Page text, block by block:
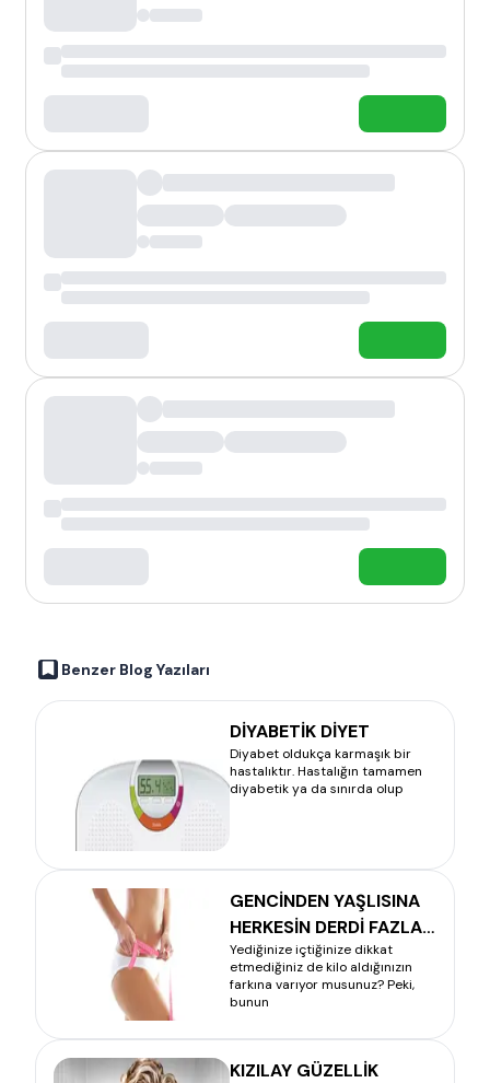
Benzer Blog Yazıları
DİYABETİK DİYET
Diyabet oldukça karmaşık bir
hastalıktır. Hastalığın tamamen
diyabetik ya da sınırda olup
GENCİNDEN YAŞLISINA
HERKESİN DERDİ FAZLA
KİLOLAR
Yediğinize içtiğinize dikkat
etmediğiniz de kilo aldığınızın
farkına varıyor musunuz? Peki,
bunun
KIZILAY GÜZELLİK